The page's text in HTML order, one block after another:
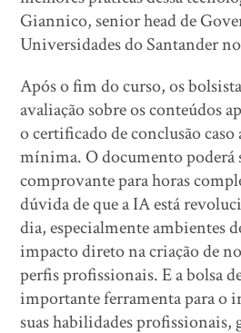
Giannico, senior head de
Universidades do Santander
Após o fim do curso, os
avaliação sobre os conteúdos
o certificado de conclusão
mínima. O documento poderá
comprovante para horas
dúvida de que a IA está
dia, especialmente ambientes
impacto direto na criação de
perfis profissionais. E a bolsa
importante ferramenta para o
suas habilidades profissionais,